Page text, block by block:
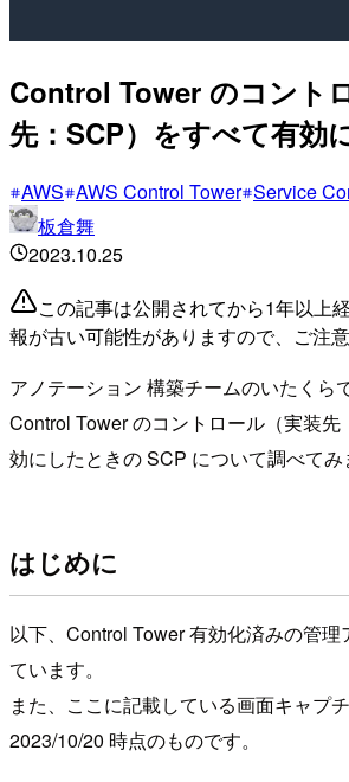
Control Tower のコント
先：SCP）をすべて有効
AWS AWS Control Tower Service
板倉舞
2023.10.25
この記事は公開されてから1年以上
報が古い可能性がありますので、ご注意
アノテーション 構築チームのいたくらで
Control Tower のコントロール（実装
効にしたときの SCP について調べてみ
はじめに
以下、Control Tower 有効化済みの管理
ています。
また、ここに記載している画面キャプ
2023/10/20 時点のものです。